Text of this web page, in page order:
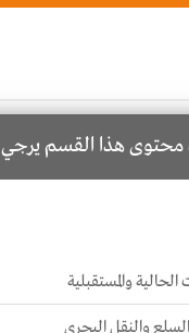
محتوى هذا القسم يرجي
والمستقبلية
والنقل البحري